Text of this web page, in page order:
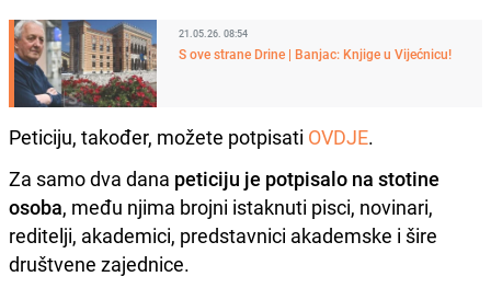
21.05.26. 08:54
S ove strane Drine | Banjac: Knjige u Vijećnicu!
Peticiju, također, možete potpisati OVDJE.
Za samo dva dana peticiju je potpisalo na stotine
osoba, među njima brojni istaknuti pisci, novinari,
reditelji, akademici, predstavnici akademske i šire
društvene zajednice.